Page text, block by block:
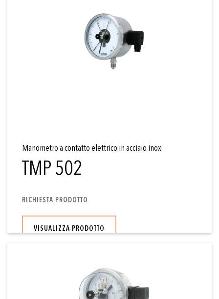
Manometro a contatto elettrico in acciaio inox
TMP 502
RICHIESTA PRODOTTO
VISUALIZZA PRODOTTO